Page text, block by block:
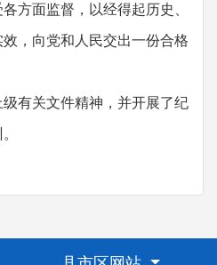
方面监督，以经得起历史、
，向党和人民交出一份合格
有关文件精神，并开展了纪